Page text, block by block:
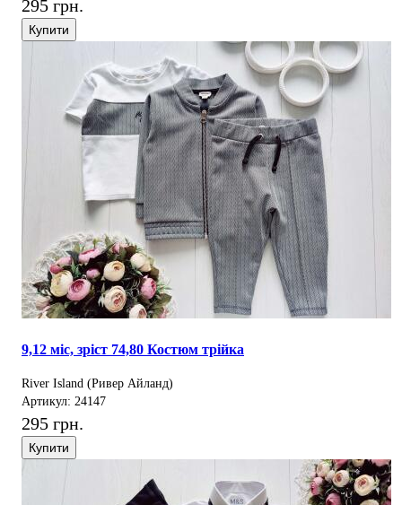
295 грн.
Купити
9,12 міс, зріст 74,80 Костюм трійка
River Island (Ривер Айланд)
Артикул: 24147
295 грн.
Купити